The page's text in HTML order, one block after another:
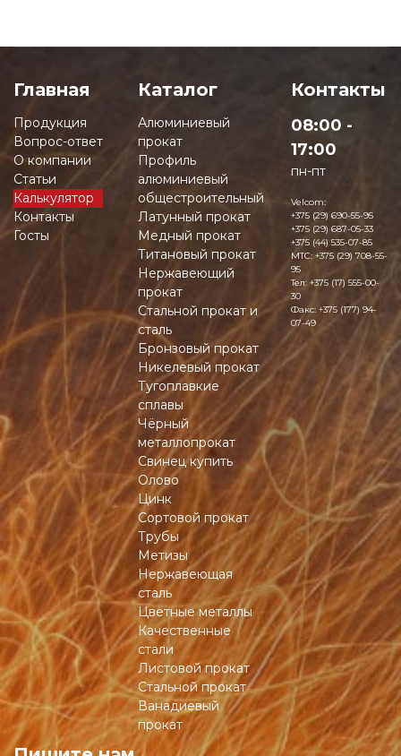
Главная
Продукция
Вопрос-ответ
О компании
Статьи
Калькулятор
Контакты
Госты
Каталог
Алюминиевый
прокат
Профиль
алюминиевый
общестроительный
Латунный прокат
Медный прокат
Титановый прокат
Нержавеющий
прокат
Стальной прокат и
сталь
Бронзовый прокат
Никелевый прокат
Тугоплавкие
сплавы
Чёрный
металлопрокат
Свинец купить
Олово
Цинк
Сортовой прокат
Трубы
Метизы
Нержавеющая
сталь
Цветные металлы
Качественные
стали
Листовой прокат
Стальной прокат
Ванадиевый
прокат
Контакты
08:00 -
17:00
пн-пт
Velcom:
+375 (29) 690-55-95
+375 (29) 687-05-33
+375 (44) 535-07-85
MTC:+375 (29) 708-55-
95
Тел: +375 (17) 555-00-
30
Факс: +375 (177) 94-
07-49